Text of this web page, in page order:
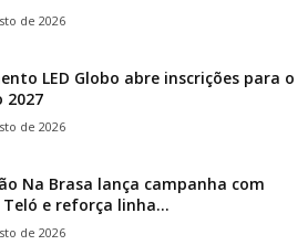
de 2026
LED Globo abre inscrições para o
2027
de 2026
Na Brasa lança campanha com
Teló e reforça linha...
de 2026